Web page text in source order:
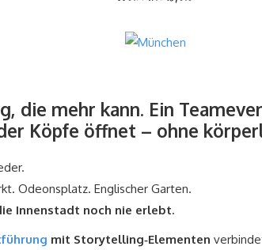
die mehr kann. Ein
Köpfe öffnet – ohne
Odeonsplatz. Englischer Garten.
Innenstadt noch nie erlebt.
mit Storytelling‑Elementen